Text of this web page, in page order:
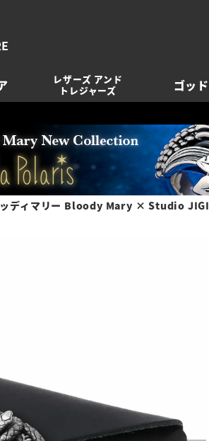
レザーズ アンド
トレジャーズ
ゴッ
ディマリー Bloody Mary × Studio JIGI